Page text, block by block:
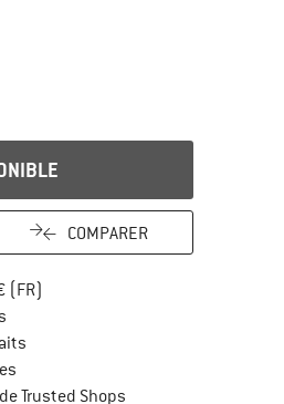
COMPARER
(FR)
Trouve les informations de
Trusted ShopsTrouve toutes les